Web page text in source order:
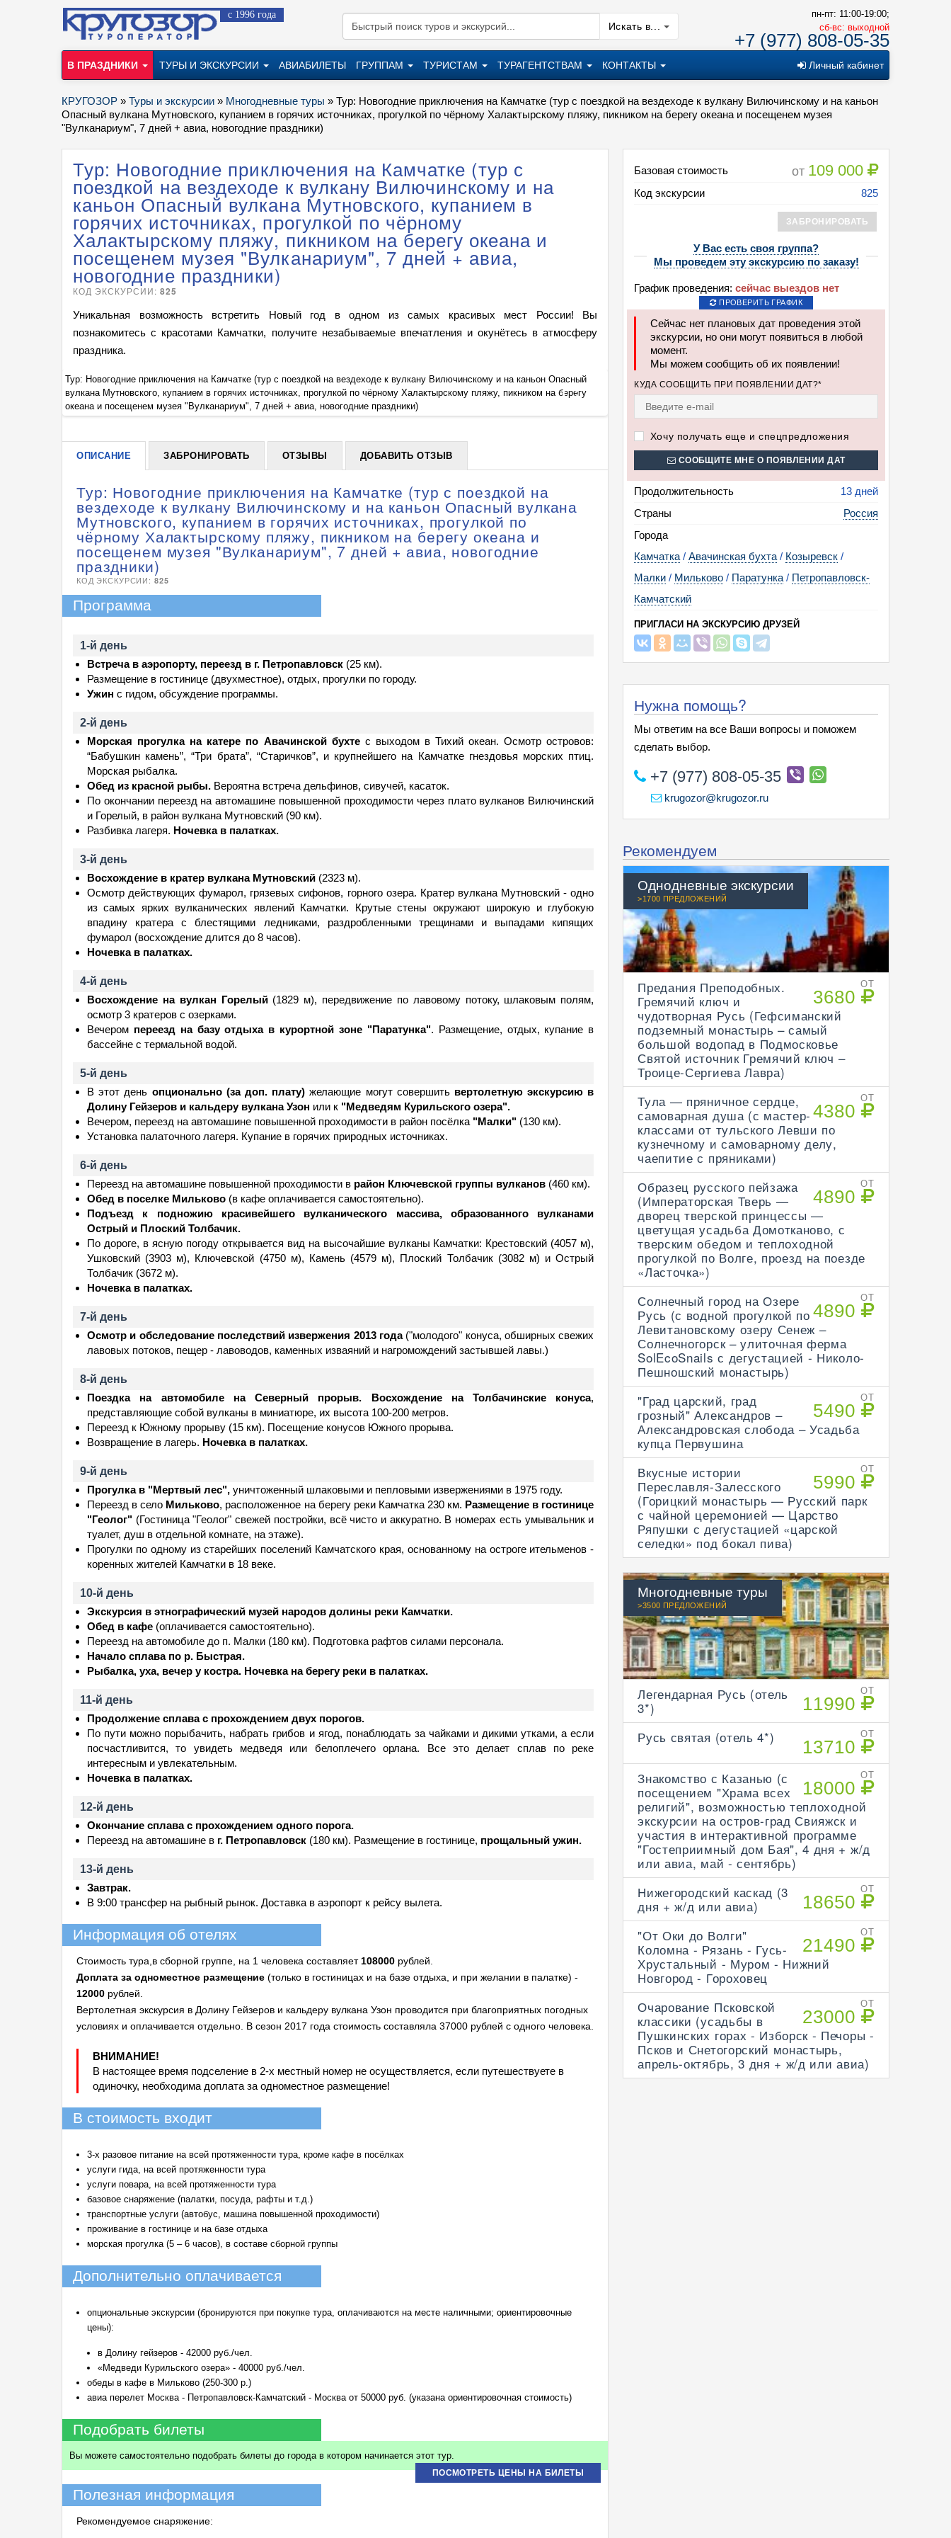
с 1996 года
Искать в...
пн-пт: 11:00-19:00;
cб-вс: выходной
+7 (977) 808-05-35
В ПРАЗДНИКИ ТУРЫ И ЭКСКУРСИИ АВИАБИЛЕТЫ ГРУППАМ ТУРИСТАМ ТУРАГЕНТСТВАМ КОНТАКТЫ Личный кабинет
КРУГОЗОР » Туры и экскурсии » Многодневные туры » Тур: Новогодние приключения на Камчатке (тур с поездкой на вездеходе к вулкану Вилючинскому и на каньон
Опасный вулкана Мутновского, купанием в горячих источниках, прогулкой по чёрному Халактырскому пляжу, пикником на берегу океана и посещенем музея
"Вулканариум", 7 дней + авиа, новогодние праздники)
Базовая стоимость от 109 000
Код экскурсии 825
ЗАБРОНИРОВАТЬ
У Вас есть своя группа?
Мы проведем эту экскурсию по заказу!
График проведения: сейчас выездов нет
ПРОВЕРИТЬ ГРАФИК
Сейчас нет плановых дат проведения этой
экскурсии, но они могут появиться в любой
момент.
Мы можем сообщить об их появлении!
КУДА СООБЩИТЬ ПРИ ПОЯВЛЕНИИ ДАТ?*
Хочу получать еще и спецпредложения
СООБЩИТЕ МНЕ О ПОЯВЛЕНИИ ДАТ
Продолжительность
13 дней
Страны
Россия
Города
Камчатка /Авачинская бухта / Козыревск /
Малки / Мильково / Паратунка / Петропавловск-
Камчатский
ПРИГЛАСИ НА ЭКСКУРСИЮ ДРУЗЕЙ
Тур: Новогодние приключения на Камчатке (тур с
поездкой на вездеходе к вулкану Вилючинскому и на
каньон Опасный вулкана Мутновского, купанием в
горячих источниках, прогулкой по чёрному
Халактырскому пляжу, пикником на берегу океана и
посещенем музея "Вулканариум", 7 дней + авиа,
новогодние праздники)
КОД ЭКСКУРСИИ:825
Уникальная возможность встретить Новый год в одном из самых красивых мест России! Вы
познакомитесь с красотами Камчатки, получите незабываемые впечатления и окунётесь в атмосферу
праздника.
+
Тур: Новогодние приключения на Камчатке (тур с поездкой на вездеходе к вулкану Вилючинскому и на каньон Опасный
вулкана Мутновского, купанием в горячих источниках, прогулкой по чёрному Халактырскому пляжу, пикником на берегу
океана и посещенем музея "Вулканариум", 7 дней + авиа, новогодние праздники)
Тур: Новогодние приключения на Камчатке (тур с поездкой на вездеходе к
вулкана Мутновского, купанием в горячих источниках, прогулкой по чёрному
океана и посещенем музея "Вулканариум", 7 дней + авиа, новогодние
ОПИСАНИЕ ЗАБРОНИРОВАТЬ ОТЗЫВЫ ДОБАВИТЬ ОТЗЫВ
Тур: Новогодние приключения на Камчатке (тур с поездкой на
вездеходе к вулкану Вилючинскому и на каньон Опасный вулкана
Мутновского, купанием в горячих источниках, прогулкой по
чёрному Халактырскому пляжу, пикником на берегу океана и
посещенем музея "Вулканариум", 7 дней + авиа, новогодние
праздники)
КОД ЭКСКУРСИИ: 825
Программа
1-й день
Встреча в аэропорту, переезд в г. Петропавловск (25 км).
Размещение в гостинице (двухместное), отдых, прогулки по городу.
Ужин с гидом, обсуждение программы.
2-й день
Морская прогулка на катере по Авачинской бухтес выходом в Тихий океан. Осмотр островов:
“Бабушкин камень”, “Три брата”, “Старичков”, и крупнейшего на Камчатке гнездовья морских птиц.
Морская рыбалка.
Обед из красной рыбы. Вероятна встреча дельфинов, сивучей, касаток.
По окончании переезд на автомашине повышенной проходимости через плато вулканов Вилючинский
и Горелый, в район вулкана Мутновский (90 км).
Разбивка лагеря. Ночевка в палатках.
3-й день
Восхождение в кратер вулкана Мутновский (2323 м).
Осмотр действующих фумарол, грязевых сифонов, горного озера. Кратер вулкана Мутновский - одно
из самых ярких вулканических явлений Камчатки. Крутые стены окружают широкую и глубокую
впадину кратера с блестящими ледниками, раздробленными трещинами и выпадами кипящих
фумарол (восхождение длится до 8 часов).
Ночевка в палатках.
4-й день
Восхождение на вулкан Горелый(1829 м), передвижение по лавовому потоку, шлаковым полям,
осмотр 3 кратеров с озерками.
Вечером переезд на базу отдыха в курортной зоне "Паратунка". Размещение, отдых, купание в
бассейне с термальной водой.
5-й день
В этот день опционально (за доп. плату) желающие могут совершить вертолетную экскурсию в
Долину Гейзеров и кальдеру вулкана Узон или к "Медведям Курильского озера".
Вечером, переезд на автомашине повышенной проходимости в район посёлка "Малки" (130 км).
Установка палаточного лагеря. Купание в горячих природных источниках.
6-й день
Переезд на автомашине повышенной проходимости в район Ключевской группы вулканов (460 км).
Обед в поселке Мильково (в кафе оплачивается самостоятельно).
Подъезд к подножию красивейшего вулканического массива, образованного вулканами
Острый и Плоский Толбачик.
По дороге, в ясную погоду открывается вид на высочайшие вулканы Камчатки: Крестовский (4057 м),
Ушковский (3903 м), Ключевской (4750 м), Камень (4579 м), Плоский Толбачик (3082 м) и Острый
Толбачик (3672 м).
Ночевка в палатках.
7-й день
Осмотр и обследование последствий извержения 2013 года("молодого" конуса, обширных свежих
лавовых потоков, пещер - лавоводов, каменных изваяний и нагромождений застывшей лавы.)
8-й день
Поездка на автомобиле на Северный прорыв. Восхождение на Толбачинские конуса,
представляющие собой вулканы в миниатюре, их высота 100-200 метров.
Переезд к Южному прорыву (15 км). Посещение конусов Южного прорыва.
Возвращение в лагерь. Ночевка в палатках.
9-й день
Прогулка в "Мертвый лес", уничтоженный шлаковыми и пепловыми извержениями в 1975 году.
Переезд в село Мильково, расположенное на берегу реки Камчатка 230 км. Размещение в гостинице
"Геолог" (Гостиница "Геолог" свежей постройки, всё чисто и аккуратно. В номерах есть умывальник и
туалет, душ в отдельной комнате, на этаже).
Прогулки по одному из старейших поселений Камчатского края, основанному на остроге ительменов -
коренных жителей Камчатки в 18 веке.
10-й день
Экскурсия в этнографический музей народов долины реки Камчатки.
Обед в кафе (оплачивается самостоятельно).
Переезд на автомобиле до п. Малки (180 км). Подготовка рафтов силами персонала.
Начало сплава по р. Быстрая.
Рыбалка, уха, вечер у костра. Ночевка на берегу реки в палатках.
11-й день
Продолжение сплава с прохождением двух порогов.
По пути можно порыбачить, набрать грибов и ягод, понаблюдать за чайками и дикими утками, а если
посчастливится, то увидеть медведя или белоплечего орлана. Все это делает сплав по реке
интересным и увлекательным.
Ночевка в палатках.
12-й день
Окончание сплава с прохождением одного порога.
Переезд на автомашине в г. Петропавловск (180 км). Размещение в гостинице, прощальный ужин.
13-й день
Завтрак.
В 9:00 трансфер на рыбный рынок. Доставка в аэропорт к рейсу вылета.
Информация об отелях
Стоимость тура,в сборной группе, на 1 человека составляет 108000 рублей.
Доплата за одноместное размещение (только в гостиницах и на базе отдыха, и при желании в палатке) -
12000 рублей.
Вертолетная экскурсия в Долину Гейзеров и кальдеру вулкана Узон проводится при благоприятных погодных
условиях и оплачивается отдельно. В сезон 2017 года стоимость составляла 37000 рублей с одного человека.
ВНИМАНИЕ!
В настоящее время подселение в 2-х местный номер не осуществляется, если путешествуете в
одиночку, необходима доплата за одноместное размещение!
В стоимость входит
3-х разовое питание на всей протяженности тура, кроме кафе в посёлках
услуги гида, на всей протяженности тура
услуги повара, на всей протяженности тура
базовое снаряжение (палатки, посуда, рафты и т.д.)
транспортные услуги (автобус, машина повышенной проходимости)
проживание в гостинице и на базе отдыха
морская прогулка (5 – 6 часов), в составе сборной группы
Дополнительно оплачивается
опциональные экскурсии (бронируются при покупке тура, оплачиваются на месте наличными; ориентировочные
цены):
в Долину гейзеров - 42000 руб./чел.
«Медведи Курильского озера» - 40000 руб./чел.
обеды в кафе в Мильково (250-300 р.)
авиа перелет Москва - Петропавловск-Камчатский - Москва от 50000 руб. (указана ориентировочная стоимость)
Подобрать билеты
Вы можете самостоятельно подобрать билеты до города в котором начинается этот тур.
ПОСМОТРЕТЬ ЦЕНЫ НА БИЛЕТЫ
Полезная информация
Рекомендуемое снаряжение:
Нужна помощь?
Мы ответим на все Ваши вопросы и поможем
сделать выбор.
+7 (977) 808-05-35
krugozor@krugozor.ru
Рекомендуем
Однодневные экскурсии
>1700 ПРЕДЛОЖЕНИЙ
ОТ
3680
Предания Преподобных.
Гремячий ключ и
чудотворная Русь (Гефсиманский
подземный монастырь – самый
большой водопад в Подмосковье
Святой источник Гремячий ключ –
Троице-Сергиева Лавра)
ОТ
4380
Тула — пряничное сердце,
самоварная душа (с мастер-
классами от тульского Левши по
кузнечному и самоварному делу,
чаепитие с пряниками)
ОТ
4890
Образец русского пейзажа
(Императорская Тверь —
дворец тверской принцессы —
цветущая усадьба Домотканово, с
тверским обедом и теплоходной
прогулкой по Волге, проезд на поезде
«Ласточка»)
ОТ
4890
Солнечный город на Озере
Русь (с водной прогулкой по
Левитановскому озеру Сенеж –
Солнечногорск – улиточная ферма
SolEcoSnails с дегустацией - Николо-
Пешношский монастырь)
ОТ
5490
"Град царский, град
грозный" Александров –
Александровская слобода – Усадьба
купца Первушина
ОТ
5990
Вкусные истории
Переславля-Залесского
(Горицкий монастырь — Русский парк
с чайной церемонией — Царство
Ряпушки с дегустацией «царской
селедки» под бокал пива)
Многодневные туры
>3500 ПРЕДЛОЖЕНИЙ
ОТ
11990
Легендарная Русь (отель
3*)
ОТ
13710
Русь святая (отель 4*)
ОТ
18000
Знакомство с Казанью (с
посещением "Храма всех
религий", возможностью теплоходной
экскурсии на остров-град Свияжск и
участия в интерактивной программе
"Гостеприимный дом Бая", 4 дня + ж/д
или авиа, май - сентябрь)
ОТ
18650
Нижегородский каскад (3
дня + ж/д или авиа)
ОТ
21490
"От Оки до Волги"
Коломна - Рязань - Гусь-
Хрустальный - Муром - Нижний
Новгород - Гороховец
ОТ
23000
Очарование Псковской
классики (усадьбы в
Пушкинских горах - Изборск - Печоры -
Псков и Снетогорский монастырь,
апрель-октябрь, 3 дня + ж/д или авиа)